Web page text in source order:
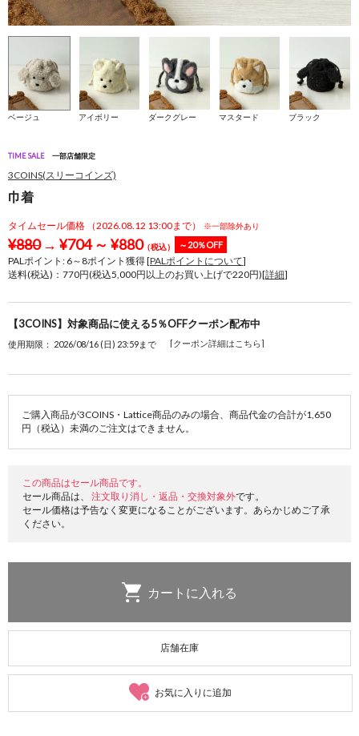
ベージュ アイボリー ダークグレー マスタード ブラック
TIME SALE 一部店舗限定
3COINS(スリーコインズ)
巾着
タイムセール価格 （2026.08.12 13:00まで） ※一部除外あり
¥880→ ¥704～ ¥880（税込） ～20％OFF
PALポイント: 6～ 8ポイント獲得 [PALポイントについて]
送料(税込)：770円(税込5,000円以上のお買い上げで220円)[詳細]
【3COINS】対象商品に使える5％OFFクーポン配布中
使用期限： 2026/08/16 (日) 23:59まで [クーポン詳細はこちら]
ご購入商品が3COINS・Lattice商品のみの場合、商品代金の合計が1,650
円（税込）未満のご注文はできません。
この商品はセール商品です。
セール商品は、 注文取り消し・返品・交換対象外です。
セール価格は予告なく変更になることがございます。あらかじめご了承
ください。
店舗在庫
お気に入りに追加